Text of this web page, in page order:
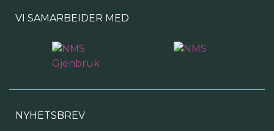
VI SAMARBEIDER MED
NYHETSBREV